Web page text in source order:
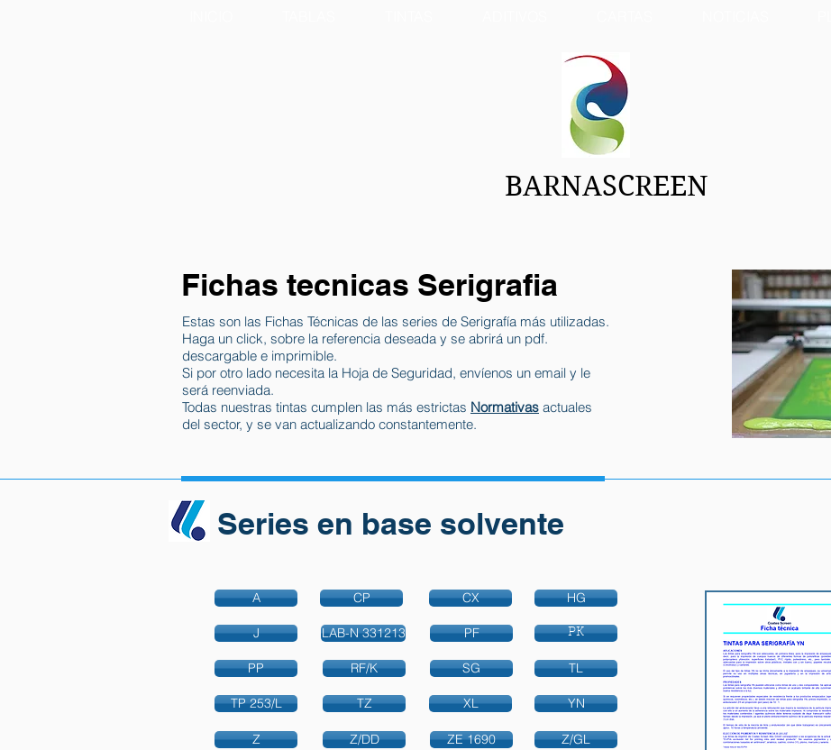
BARNASCREEN
Fichas tecnicas Serigrafia
Estas son las Fichas Técnicas de las series de Serigrafía más utilizadas.
Haga un click, sobre la referencia deseada y se abrirá un pdf.
descargable e imprimible.
Si por otro lado necesita la Hoja de Seguridad, envíenos un email y le
será reenviada.
Todas nuestras tintas cumplen las más estrictas Normativas actuales
del sector, y se van actualizando constantemente.
Series en base solvente
A
J
PP
TP 253/L
Z
CP
LAB-N 331213
RF/K
TZ
Z/DD
CX
PF
SG
XL
ZE 1690
HG
PK
TL
YN
Z/GL